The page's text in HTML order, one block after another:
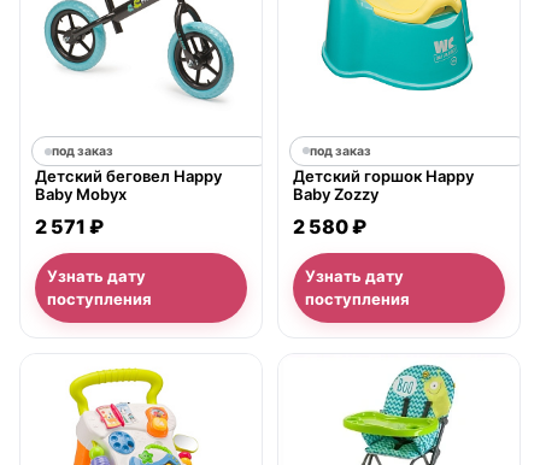
под заказ
Детский беговел Happy
Baby Mobyx
2 571 ₽
Узнать дату
поступления
под заказ
Детский горшок Happy
Baby Zozzy
2 580 ₽
Узнать дату
поступления
нет в продаже